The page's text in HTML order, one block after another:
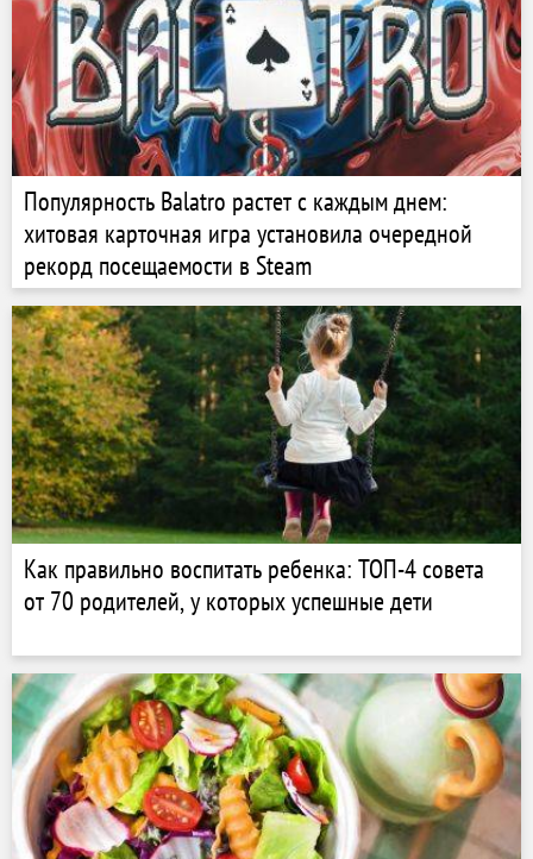
Популярность Balatro растет с каждым днем:
хитовая карточная игра установила очередной
рекорд посещаемости в Steam
Как правильно воспитать ребенка: ТОП-4 совета
от 70 родителей, у которых успешные дети